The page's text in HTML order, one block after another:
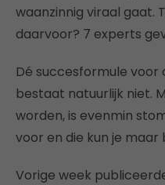
waanzinnig viraal gaat.
daarvoor? 7 experts
Dé succesformule
bestaat natuurlijk niet.
worden, is evenmin
voor en die kun je
Vorige week